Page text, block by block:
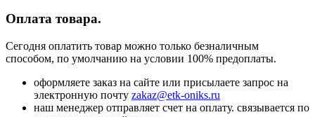
Оплата товара.
Сегодня оплатить товар можно только безналичным
способом, по умолчанию на условии 100% предоплаты.
оформляете заказ на сайте или присылаете запрос на
электронную почту zakaz@etk-oniks.ru
наш менеджер отправляет счет на оплату. связывается по